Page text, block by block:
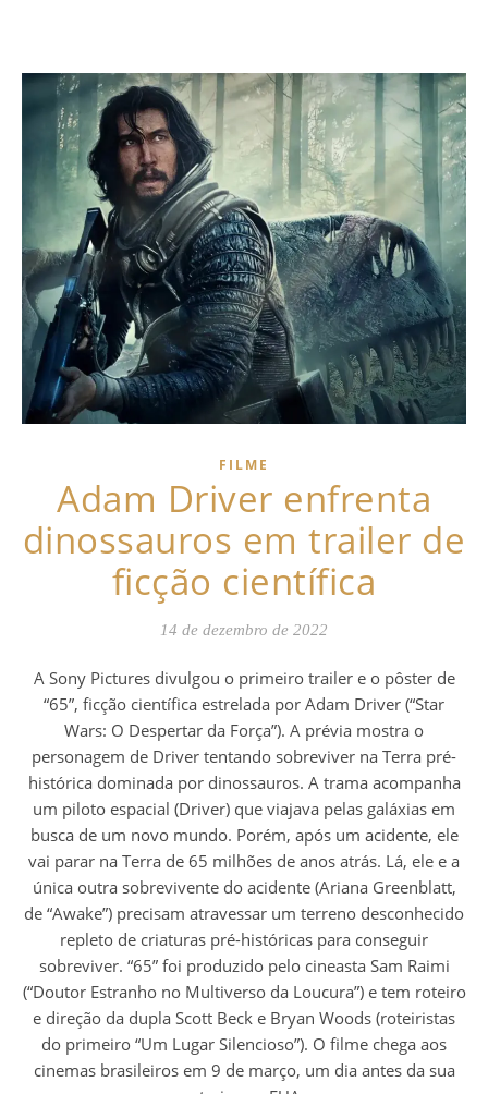
FILME
Adam Driver enfrenta
dinossauros em trailer de
ficção científica
14 de dezembro de 2022
A Sony Pictures divulgou o primeiro trailer e o pôster de
“65”, ficção científica estrelada por Adam Driver (“Star
Wars: O Despertar da Força”). A prévia mostra o
personagem de Driver tentando sobreviver na Terra pré-
histórica dominada por dinossauros. A trama acompanha
um piloto espacial (Driver) que viajava pelas galáxias em
busca de um novo mundo. Porém, após um acidente, ele
vai parar na Terra de 65 milhões de anos atrás. Lá, ele e a
única outra sobrevivente do acidente (Ariana Greenblatt,
de “Awake”) precisam atravessar um terreno desconhecido
repleto de criaturas pré-históricas para conseguir
sobreviver. “65” foi produzido pelo cineasta Sam Raimi
(“Doutor Estranho no Multiverso da Loucura”) e tem roteiro
e direção da dupla Scott Beck e Bryan Woods (roteiristas
do primeiro “Um Lugar Silencioso”). O filme chega aos
cinemas brasileiros em 9 de março, um dia antes da sua